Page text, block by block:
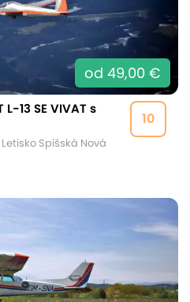
od 49,00 €
10
13 SE VIVAT s
Spišská Nová